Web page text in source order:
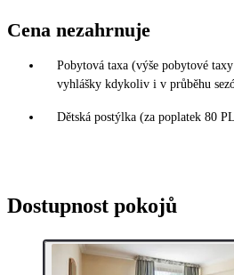
Cena nezahrnuje
Pobytová taxa (výše pobytové
vyhlášky kdykoliv i v průběhu
Dětská postýlka (za poplatek 80
Dostupnost pokojů